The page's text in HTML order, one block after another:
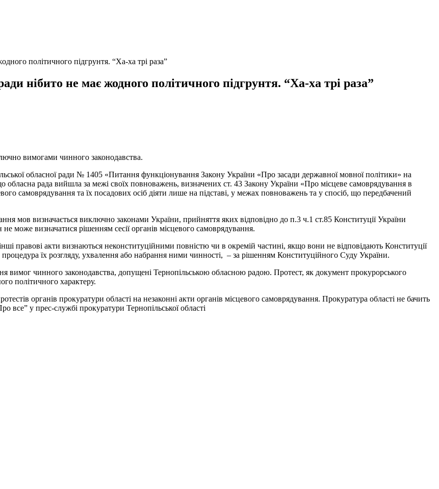
політичного підгрунтя. “Ха-ха трі раза”
нібито не має жодного політичного підгрунтя. “Ха-ха трі раза”
вимогами чинного законодавства.
обласної ради № 1405 «Питання функціонування Закону України «Про засади державної мовної політики» на
обласна рада вийшла за межі своїх повноважень, визначених ст. 43 Закону України «Про місцеве самоврядування в
самоврядування та їх посадових осіб діяти лише на підставі, у межах повноважень та у спосіб, що передбачений
мов визначається виключно законами України, прийняття яких відповідно до п.3 ч.1 ст.85 Конституції України
може визначатися рішенням сесії органів місцевого самоврядування.
правові акти визнаються неконституційними повністю чи в окремій частині, якщо вони не відповідають Конституції
їх розгляду, ухвалення або набрання ними чинності, – за рішенням Конституційного Суду України.
вимог чинного законодавства, допущені Тернопільською обласною радою. Протест, як документ прокурорського
політичного характеру.
органів прокуратури області на незаконні акти органів місцевого самоврядування. Прокуратура області не бачить
все” у прес-службі прокуратури Тернопільської області